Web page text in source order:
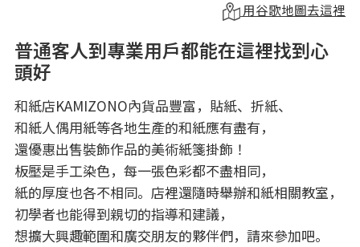
用谷歌地圖去這裡
普通客人到專業用戶都能在這裡找到心
頭好
和紙店KAMIZONO內貨品豐富，貼紙、折紙、
和紙人偶用紙等各地生產的和紙應有盡有，
還優惠出售裝飾作品的美術紙箋掛飾！
板壓是手工染色，每一張色彩都不盡相同，
紙的厚度也各不相同。店裡還隨時舉辦和紙相關教室，
初學者也能得到親切的指導和建議，
想擴大興趣範圍和廣交朋友的夥伴們，請來參加吧。